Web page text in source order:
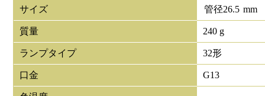
サイズ 管径26.5 mm
質量 240 g
ランプタイプ 32形
口金 G13